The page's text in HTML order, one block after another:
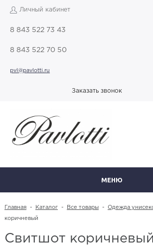
Личный кабинет
8 843 522 73 43
8 843 522 70 50
pvl@pavlotti.ru
Заказать звонок
МЕНЮ
Главная - Каталог - Все товары - Одежда
коричневый
Свитшот коричневый